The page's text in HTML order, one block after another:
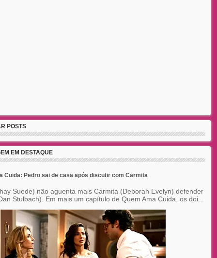
POSTS
EM DESTAQUE
Cuida: Pedro sai de casa após discutir com Carmita
Suede) não aguenta mais Carmita (Deborah Evelyn) defender
Stulbach). Em mais um capítulo de Quem Ama Cuida, os doi...